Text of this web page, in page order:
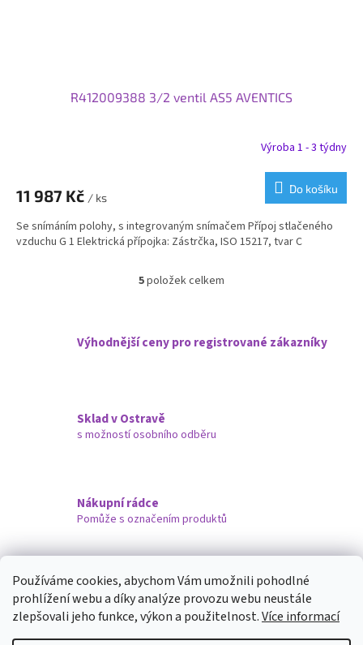
Používáme cookies, abychom Vám umožnili pohodlné
prohlížení webu a díky analýze provozu webu neustále
zlepšovali jeho funkce, výkon a použitelnost.Více informací
R412009388 3/2 ventil AS5 AVENTICS
Výroba 1 - 3 týdny
11 987 Kč / ks
Do košíku
Se snímáním polohy, s integrovaným snímačem Přípoj stlačeného
vzduchu G 1 Elektrická přípojka: Zástrčka, ISO 15217, tvar C
O
d
v
p
s
5položek celkem
Výhodnější ceny pro registrované zákazníky
Sklad v Ostravě
s možností osobního odběru
Nákupní rádce
Pomůže s označením produktů
Doručujeme i na Slovensko